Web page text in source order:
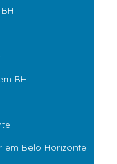
BH
em Belo Horizonte